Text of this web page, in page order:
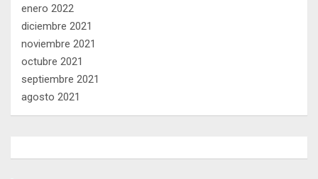
enero 2022
diciembre 2021
noviembre 2021
octubre 2021
septiembre 2021
agosto 2021